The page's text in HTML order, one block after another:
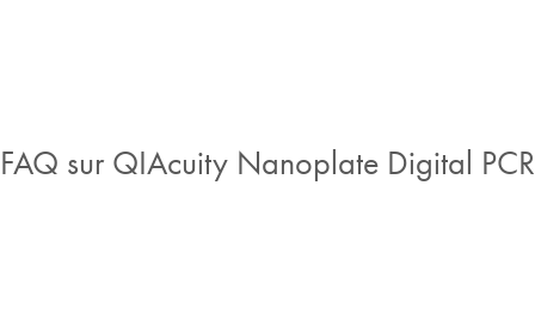
FAQ sur QIAcuity Nanoplate Digital PCR